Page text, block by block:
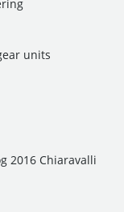
units
2016 Chiaravalli